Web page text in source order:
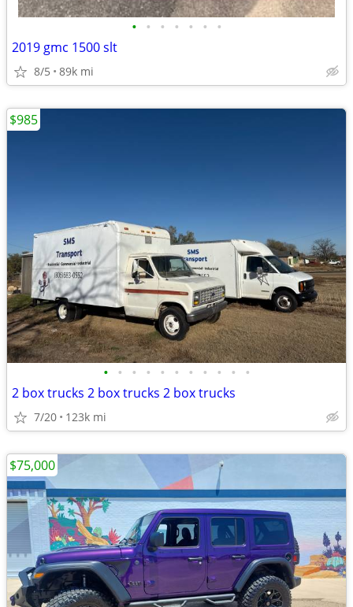
• • • • • • •
2019 gmc 1500 slt
8/5 89k mi
• • • • • • • • • • •
2 box trucks 2 box trucks 2 box trucks
7/20 123k mi
$985
$75,000